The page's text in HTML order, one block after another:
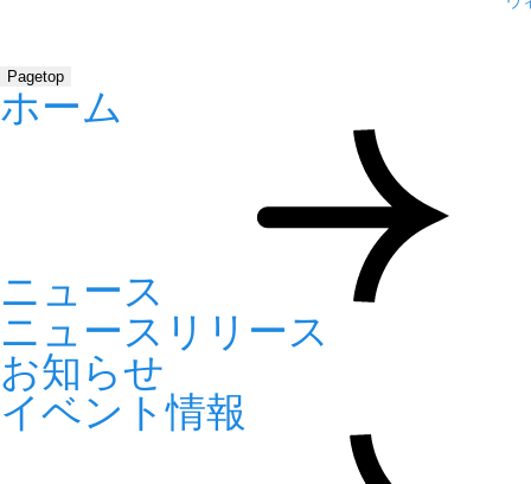
Pagetop
ホーム
ニュース
ニュースリリース
お知らせ
イベント情報